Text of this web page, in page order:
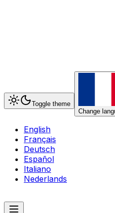
Toggle theme
Change
English
Français
Deutsch
Español
Italiano
Nederlands